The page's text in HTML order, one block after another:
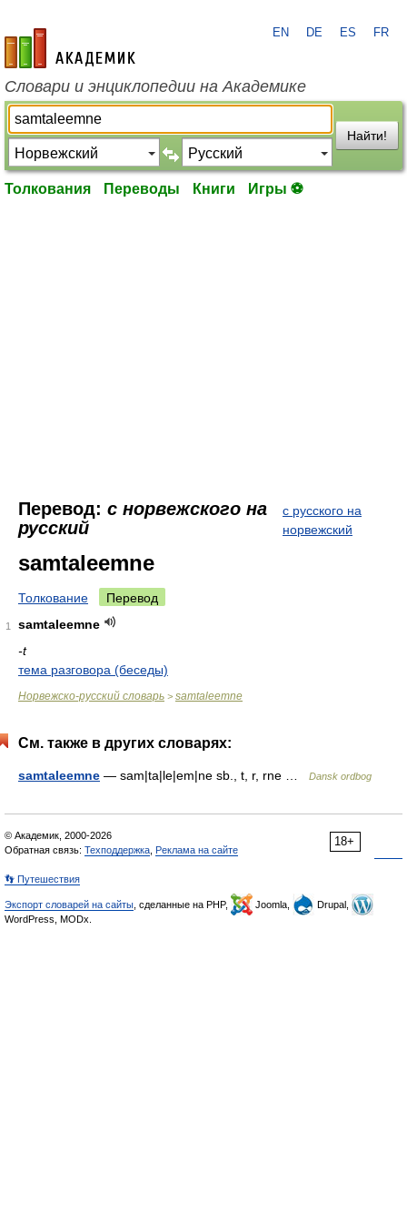
academic.ru
EN DE ES FR
Словари и энциклопедии на Академике
Найти!
Толкования Переводы Книги Игры ⚽
Перевод: с норвежского на
русский
с русского на
норвежский
samtaleemne
Толкование Перевод
1
samtaleemne
-t
тема разговора (беседы)
Норвежско-русский словарь > samtaleemne
См. также в других словарях:
samtaleemne — sam|ta|le|em|ne sb., t, r, rne … Dansk ordbog
18+
© Академик, 2000-2026
Обратная связь: Техподдержка Реклама на сайте
👣 Путешествия
Экспорт словарей на сайты , сделанные на PHP, Joomla,
Drupal,
WordPress, MODx.